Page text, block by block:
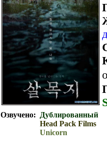
Озвучено:
Дублированный
Head Pack Films
Unicorn